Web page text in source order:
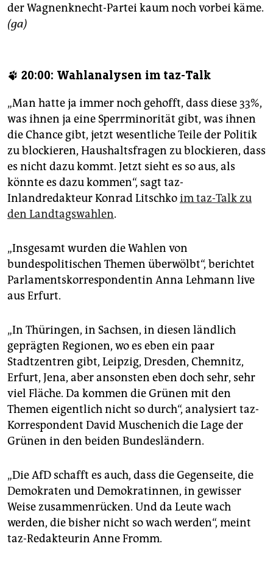
der Wagnenknecht-Partei kaum noch vorbei käme.
(ga)
🐾 20:00: Wahlanalysen im taz-Talk
„Man hatte ja immer noch gehofft, dass diese 33%,
was ihnen ja eine Sperrminorität gibt, was ihnen
die Chance gibt, jetzt wesentliche Teile der Politik
zu blockieren, Haushaltsfragen zu blockieren, dass
es nicht dazu kommt. Jetzt sieht es so aus, als
könnte es dazu kommen“, sagt taz-
Inlandredakteur Konrad Litschkoim taz-Talk zu
den Landtagswahlen.
„Insgesamt wurden die Wahlen von
bundespolitischen Themen überwölbt“, berichtet
Parlamentskorrespondentin Anna Lehmann live
aus Erfurt.
„In Thüringen, in Sachsen, in diesen ländlich
geprägten Regionen, wo es eben ein paar
Stadtzentren gibt, Leipzig, Dresden, Chemnitz,
Erfurt, Jena, aber ansonsten eben doch sehr, sehr
viel Fläche. Da kommen die Grünen mit den
Themen eigentlich nicht so durch“, analysiert taz-
Korrespondent David Muschenich die Lage der
Grünen in den beiden Bundesländern.
„Die AfD schafft es auch, dass die Gegenseite, die
Demokraten und Demokratinnen, in gewisser
Weise zusammenrücken. Und da Leute wach
werden, die bisher nicht so wach werden“, meint
taz-Redakteurin Anne Fromm.